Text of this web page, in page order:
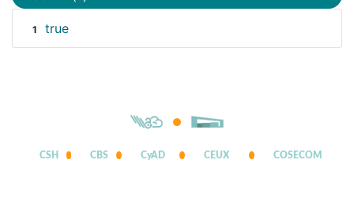
1 true
CSH CBS CyAD CEUX COSECOM